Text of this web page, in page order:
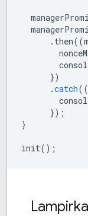
. then((
})
.catch((
});
}
init();